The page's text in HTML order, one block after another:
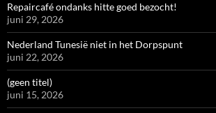
Repaircafé ondanks hitte goed bezocht!
juni 29, 2026
Nederland Tunesië niet in het Dorpspunt
juni 22, 2026
(geen titel)
juni 15, 2026